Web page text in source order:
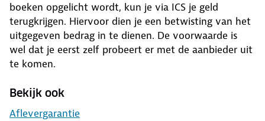
boeken opgelicht wordt, kun je via ICS je geld
terugkrijgen. Hiervoor dien je een betwisting van het
uitgegeven bedrag in te dienen. De voorwaarde is
wel dat je eerst zelf probeert er met de aanbieder uit
te komen.
Bekijk ook
Aflevergarantie